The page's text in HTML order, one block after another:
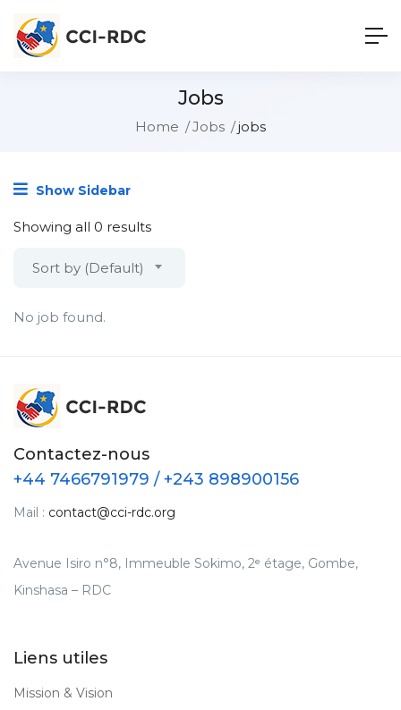
Jobs
Home Jobs jobs
Show Sidebar
Showing all 0 results
Sort by (Default)
No job found.
Contactez-nous
+44 7466791979 / +243 898900156
Mail : contact@cci-rdc.org
Avenue Isiro n°8, Immeuble Sokimo, 2ᵉ étage, Gombe,
Kinshasa – RDC
Liens utiles
Mission & Vision